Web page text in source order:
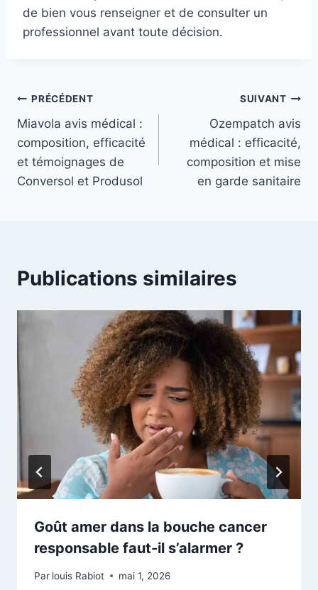
de bien vous renseigner et de consulter un
professionnel avant toute décision.
Navigation
de
l’article
PRÉCÉDENT
Miavola avis médical :
composition, efficacité
et témoignages de
Conversol et Produsol
SUIVANT
Ozempatch avis
médical : efficacité,
composition et mise
en garde sanitaire
Publications similaires
Goût amer dans la bouche cancer
responsable faut-il s’alarmer ?
Par louis Rabiot mai 1, 2026